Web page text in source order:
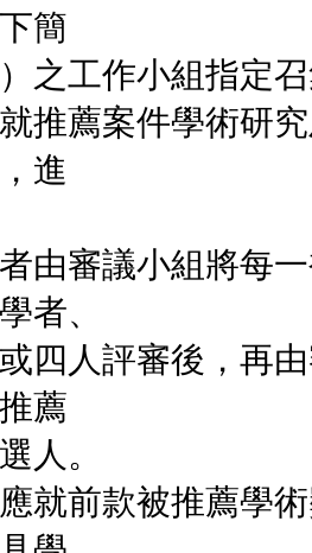
簡
工作小組指定召
推薦案件學術研
進
由審議小組將每
者、
人評審後，再由
薦
。
就前款被推薦學